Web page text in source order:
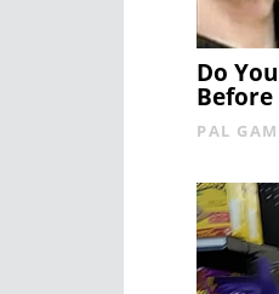
Do
Before
PAL